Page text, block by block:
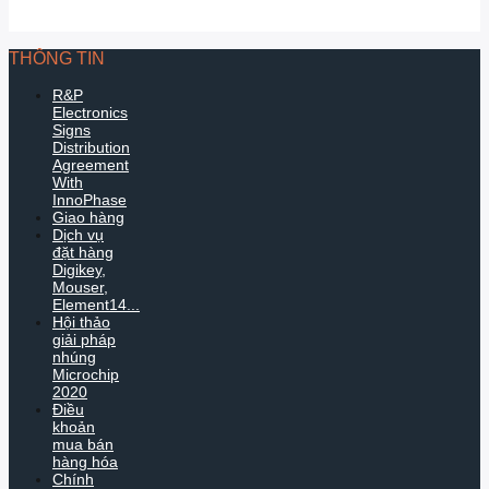
THÔNG TIN
R&P
Electronics
Signs
Distribution
Agreement
With
InnoPhase
Giao hàng
Dịch vụ
đặt hàng
Digikey,
Mouser,
Element14...
Hội thảo
giải pháp
nhúng
Microchip
2020
Điều
khoản
mua bán
hàng hóa
Chính